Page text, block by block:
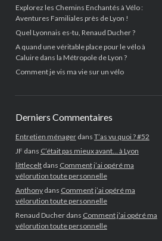
Explorez les Chemins Enchantés à Vélo :
Aventures Familiales près de Lyon !
Quel Lyonnais es-tu, Renaud Ducher ?
A quand une véritable place pour le vélo à
Caluire dans la Métropole de Lyon ?
Comment je vis ma vie sur un vélo
Derniers Commentaires
Entretien ménagerdans T’as vu quoi ? #52
JF dans C’était pas mieux avant… à Lyon
littleceltdans Comment j’ai opéré ma
vélorution toute personnelle
Anthonydans Comment j’ai opéré ma
vélorution toute personnelle
Renaud Ducherdans Comment j’ai opéré ma
vélorution toute personnelle